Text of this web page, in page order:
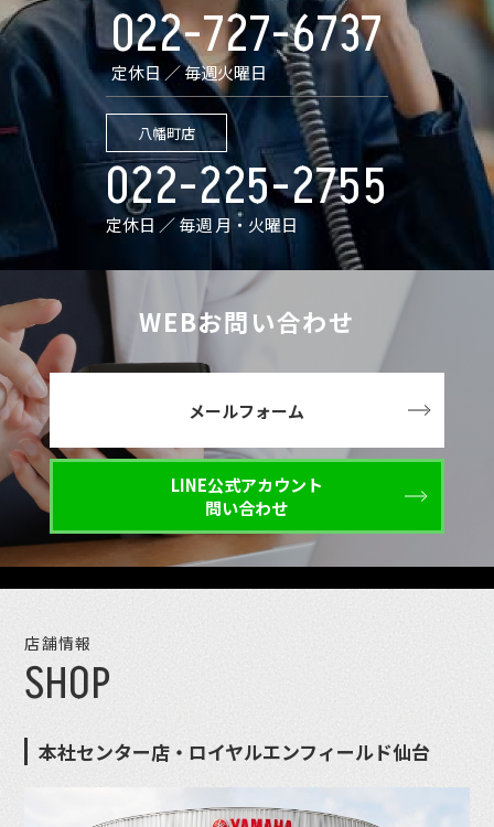
022-727-6737
定休日 ／ 毎週火曜日
八幡町店
022-225-2755
定休日 ／ 毎週 月・火曜日
WEBお問い合わせ
メールフォーム
LINE公式アカウント
問い合わせ
店舗情報
SHOP
本社センター店・ロイヤルエンフィールド仙台